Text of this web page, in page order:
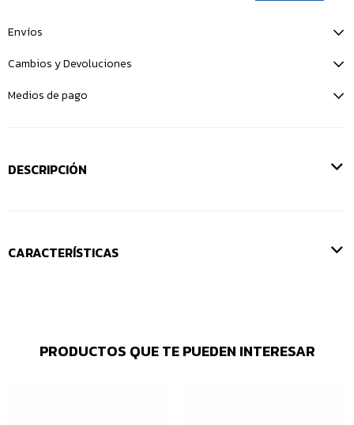
Envíos
Cambios y Devoluciones
Medios de pago
DESCRIPCIÓN
CARACTERÍSTICAS
PRODUCTOS QUE TE PUEDEN INTERESAR